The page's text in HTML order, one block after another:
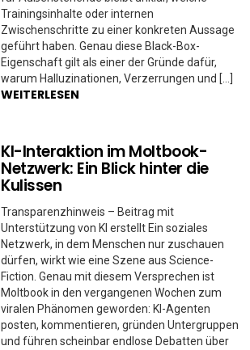
Trainingsinhalte oder internen
Zwischenschritte zu einer konkreten Aussage
geführt haben. Genau diese Black-Box-
Eigenschaft gilt als einer der Gründe dafür,
warum Halluzinationen, Verzerrungen und […]
WEITERLESEN
KI-Interaktion im Moltbook-
Netzwerk: Ein Blick hinter die
Kulissen
Transparenzhinweis – Beitrag mit
Unterstützung von KI erstellt Ein soziales
Netzwerk, in dem Menschen nur zuschauen
dürfen, wirkt wie eine Szene aus Science-
Fiction. Genau mit diesem Versprechen ist
Moltbook in den vergangenen Wochen zum
viralen Phänomen geworden: KI-Agenten
posten, kommentieren, gründen Untergruppen
und führen scheinbar endlose Debatten über